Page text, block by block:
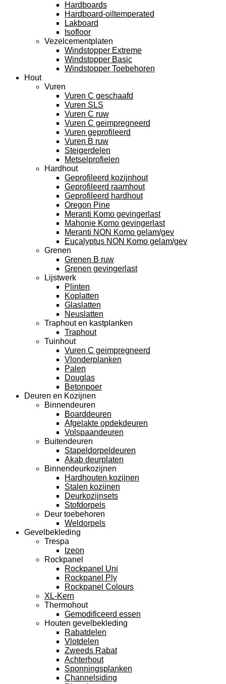
Hardboards
Hardboard-oiltemperated
Lakboard
Isofloor
Vezelcementplaten
Windstopper Extreme
Windstopper Basic
Windstopper Toebehoren
Hout
Vuren
Vuren C geschaafd
Vuren SLS
Vuren C ruw
Vuren C geimpregneerd
Vuren geprofileerd
Vuren B ruw
Steigerdelen
Metselprofielen
Hardhout
Geprofileerd kozijnhout
Geprofileerd raamhout
Geprofileerd hardhout
Oregon Pine
Meranti Komo gevingerlast
Mahonie Komo gevingerlast
Meranti NON Komo gelam/gev
Eucalyptus NON Komo gelam/gev
Grenen
Grenen B ruw
Grenen gevingerlast
Lijstwerk
Plinten
Koplatten
Glaslatten
Neuslatten
Traphout en kastplanken
Traphout
Tuinhout
Vuren C geimpregneerd
Vlonderplanken
Palen
Douglas
Betonpoer
Deuren en Kozijnen
Binnendeuren
Boarddeuren
Afgelakte opdekdeuren
Volspaandeuren
Buitendeuren
Stapeldorpeldeuren
Akab deurplaten
Binnendeurkozijnen
Hardhouten kozijnen
Stalen kozijnen
Deurkozijnsets
Stofdorpels
Deur toebehoren
Weldorpels
Gevelbekleding
Trespa
Izeon
Rockpanel
Rockpanel Uni
Rockpanel Ply
Rockpanel Colours
XL-Kern
Thermohout
Gemodificeerd essen
Houten gevelbekleding
Rabatdelen
Vlotdelen
Zweeds Rabat
Achterhout
Sponningsplanken
Channelsiding